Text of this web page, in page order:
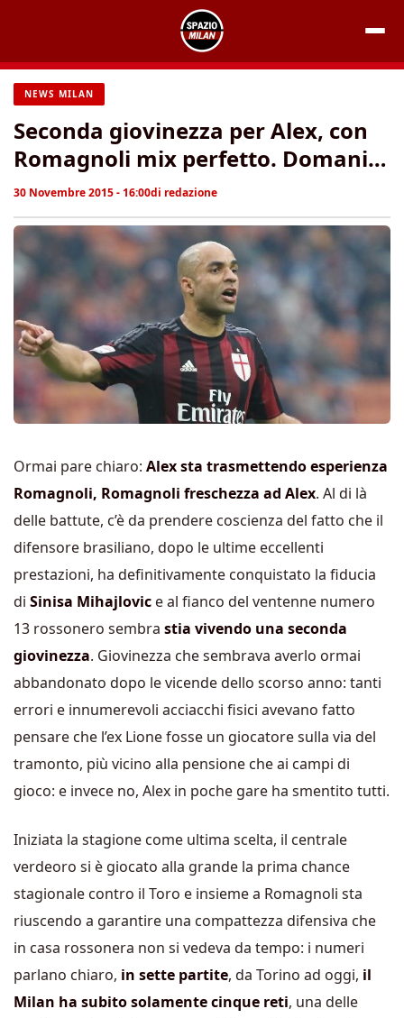
contenuto
NEWS MILAN
Seconda giovinezza per Alex, con
Romagnoli mix perfetto. Domani…
30 Novembre 2015 - 16:00di redazione
Ormai pare chiaro: Alex sta trasmettendo esperienza
Romagnoli, Romagnoli freschezza ad Alex. Al di là
delle battute, c’è da prendere coscienza del fatto che il
difensore brasiliano, dopo le ultime eccellenti
prestazioni, ha definitivamente conquistato la fiducia
di Sinisa Mihajlovic e al fianco del ventenne numero
13 rossonero sembra stia vivendo una seconda
giovinezza. Giovinezza che sembrava averlo ormai
abbandonato dopo le vicende dello scorso anno: tanti
errori e innumerevoli acciacchi fisici avevano fatto
pensare che l’ex Lione fosse un giocatore sulla via del
tramonto, più vicino alla pensione che ai campi di
gioco: e invece no, Alex in poche gare ha smentito tutti.
Iniziata la stagione come ultima scelta, il centrale
verdeoro si è giocato alla grande la prima chance
stagionale contro il Toro e insieme a Romagnoli sta
riuscendo a garantire una compattezza difensiva che
in casa rossonera non si vedeva da tempo: i numeri
parlano chiaro, in sette partite, da Torino ad oggi, il
Milan ha subito solamente cinque reti, una delle